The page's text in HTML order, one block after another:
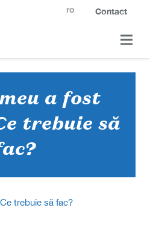
ro Contact
a fost
trebuie să
trebuie să fac?